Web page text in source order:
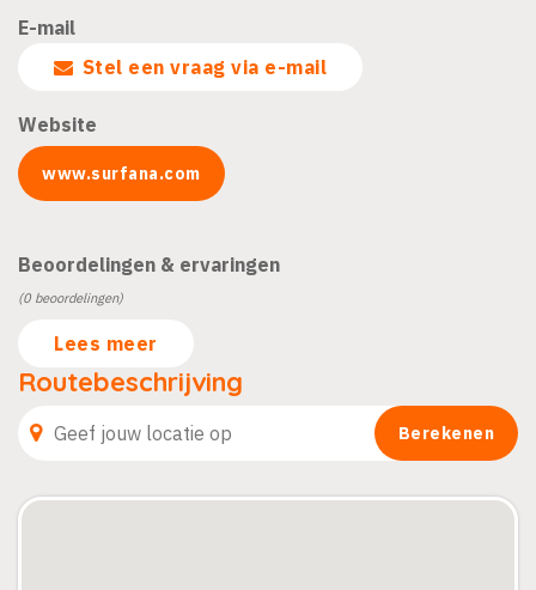
E-mail
Stel een vraag via e-mail
Website
www.surfana.com
Beoordelingen & ervaringen
(0 beoordelingen)
Lees meer
Routebeschrijving